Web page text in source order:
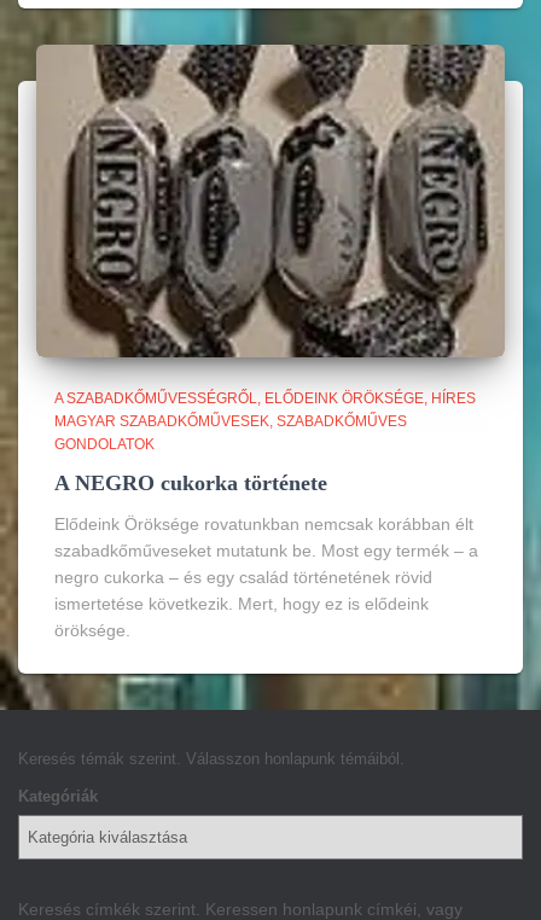
A SZABADKŐMŰVESSÉGRŐL ELŐDEINK ÖRÖKSÉGE HÍRES
MAGYAR SZABADKŐMŰVESEK SZABADKŐMŰVES
GONDOLATOK
A NEGRO cukorka története
Elődeink Öröksége rovatunkban nemcsak korábban élt
szabadkőműveseket mutatunk be. Most egy termék – a
negro cukorka – és egy család történetének rövid
ismertetése következik. Mert, hogy ez is elődeink
öröksége.
Keresés témák szerint. Válasszon honlapunk témáiból.
Kategóriák
Keresés címkék szerint. Keressen honlapunk címkéi, vagy